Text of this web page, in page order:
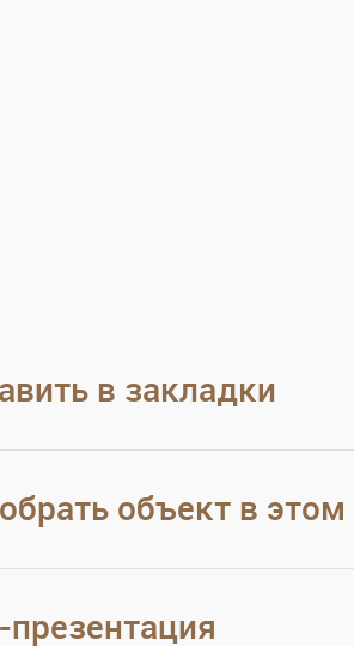
в закладки
объект в этом
презентация